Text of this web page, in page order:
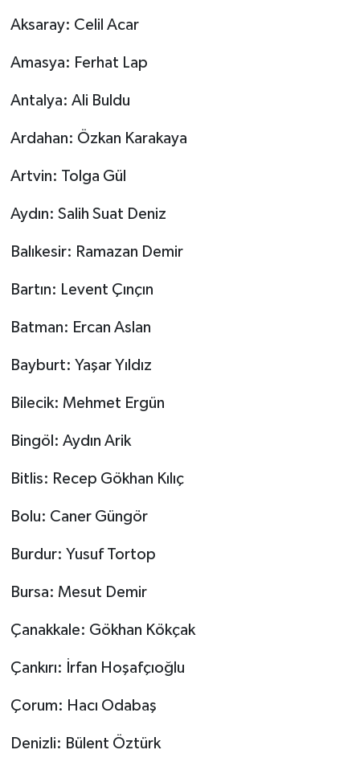
Aksaray: Celil Acar
Amasya: Ferhat Lap
Antalya: Ali Buldu
Ardahan: Özkan Karakaya
Artvin: Tolga Gül
Aydın: Salih Suat Deniz
Balıkesir: Ramazan Demir
Bartın: Levent Çınçın
Batman: Ercan Aslan
Bayburt: Yaşar Yıldız
Bilecik: Mehmet Ergün
Bingöl: Aydın Arik
Bitlis: Recep Gökhan Kılıç
Bolu: Caner Güngör
Burdur: Yusuf Tortop
Bursa: Mesut Demir
Çanakkale: Gökhan Kökçak
Çankırı: İrfan Hoşafçıoğlu
Çorum: Hacı Odabaş
Denizli: Bülent Öztürk